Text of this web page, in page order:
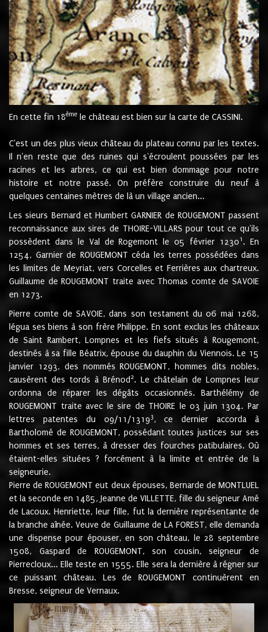
En cette fin 18ème le château est bien sur la carte de CASSINI.
C'est un des plus vieux château du plateau connu par les textes.
Il n'en reste que des ruines qui s'écroulent poussées par les
racines et les arbres, ce qui est bien dommage pour notre
histoire et notre passé. On préfère construire du neuf à
quelques centaines mètres de là un village ancien...
Les sieurs Bernard et Humbert GARNIER de ROUGEMONT passent
reconnaissance aux sires de THOIRE-VILLARS pour tout ce qu'ils
possèdent dans le Val de Rogemont le 05 février 12301 . En
1254, Garnier de ROUGEMONT céda les terres possédées dans
les limites de Meyriat, vers Corcelles et Ferrières aux chartreux.
Guillaume de ROUGEMONT traite avec Thomas comte de SAVOIE
en 1273.
Pierre comte de SAVOIE, dans son testament du 06 mai 1268,
légua ses biens à son frère Philippe. En sont exclus les châteaux
de Saint Rambert, Lompnes et les fiefs situés à Rougemont,
destinés à sa fille Béatrix, épouse du dauphin du Viennois. Le 15
janvier 1293, des nommés ROUGEMONT, hommes dits nobles,
causèrent des tords à Brénod 2. Le châtelain de Lompnes leur
ordonna de réparer les dégâts occasionnés. Barthélémy de
ROUGEMONT traite avec le sire de THOIRE le 03 juin 1304. Par
lettres patentes du 09/11/13193, ce dernier accorda à
Bartholomé de ROUGEMONT, possédant toutes justices sur ses
hommes et ses terres, à dresser des fourches patibulaires. Où
étaient-elles situées ? forcément à la limite et entrée de la
seigneurie.
Pierre de ROUGEMONT eut deux épouses, Bernarde de MONTLUEL
et la seconde en 1485, Jeanne de VILLETTE, fille du seigneur Amé
de Lacoux. Henriette, leur fille, fut la dernière représentante de
la branche aînée. Veuve de Guillaume de LA FOREST, elle demanda
une dispense pour épouser, en son château, le 28 septembre
1508, Gaspard de ROUGEMONT, son cousin, seigneur de
Pierrecloux... Elle teste en 1555. Elle sera la dernière à régner sur
ce puissant château. Les de ROUGEMONT continuèrent en
Bresse, seigneur de Vernaux.